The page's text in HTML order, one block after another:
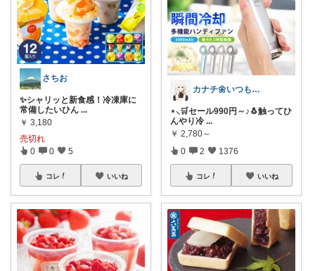
さちお
✨シャリッと新食感！冷凍庫に
常備したいひん ...
￥ 3,180
売切れ
0 0 5
コレ いいね
カナチ🌼いつもご覧くださり感謝ꕤ
⋆⸜🛒セール990円～♪🐧触ってひ
んやり冷 ...
￥ 2,780～
0 2 1376
コレ いいね